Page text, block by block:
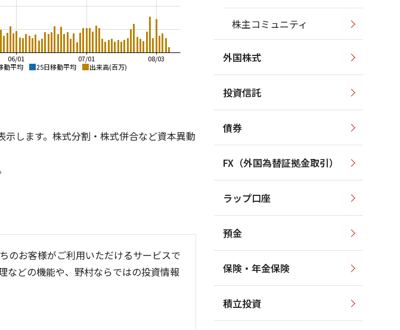
動平均 25日移動平均 出来高(百万)
08/03
07/01
06/01
400
します。株式分割・株式併合など資本異動
のお客様がご利用いただけるサービスで
などの機能や、野村ならではの投資情報
株主コミュニティ
外国株式
投資信託
債券
FX（外国為替証拠金取引）
ラップ口座
預金
保険・年金保険
積立投資